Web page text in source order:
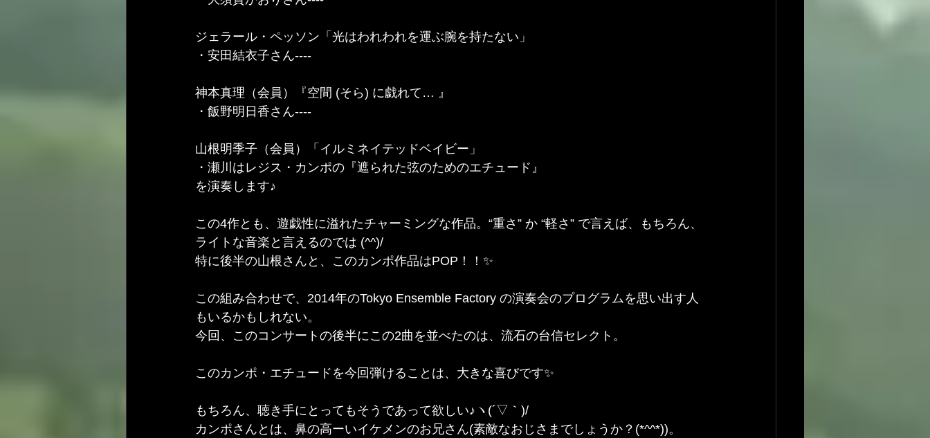
ジェラール・ペッソン「光はわれわれを運ぶ腕を持たない」
・安田結衣子さん----
神本真理（会員）『空間 (そら) に戯れて… 』
・飯野明日香さん----
山根明季子（会員）「イルミネイテッドベイビー」
・瀬川はレジス・カンポの『遮られた弦のためのエチュード』
を演奏します♪
この4作とも、遊戯性に溢れたチャーミングな作品。“重さ” か “軽さ” で言えば、もちろん、
ライトな音楽と言えるのでは (^^)/
特に後半の山根さんと、このカンポ作品はPOP！！✨
この組み合わせで、2014年のTokyo Ensemble Factory の演奏会のプログラムを思い出す人
もいるかもしれない。
今回、このコンサートの後半にこの2曲を並べたのは、流石の台信セレクト。
このカンポ・エチュードを今回弾けることは、大きな喜びです✨
もちろん、聴き手にとってもそうであって欲しい♪ヽ(´▽｀)/
カンポさんとは、鼻の高ーいイケメンのお兄さん(素敵なおじさまでしょうか？(*^^*))。